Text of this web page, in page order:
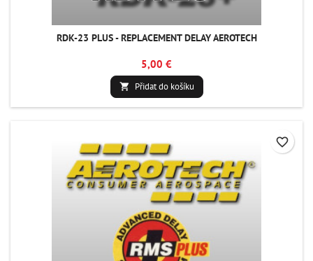
RDK-23 PLUS - REPLACEMENT DELAY AEROTECH
5,00 €
 Přidat do košíku
favorite_border